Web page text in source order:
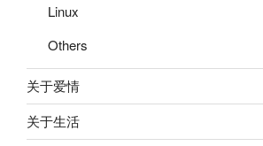
Linux
Others
关于爱情
关于生活